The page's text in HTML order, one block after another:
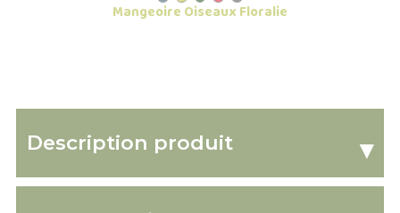
Mangeoire Oiseaux Floralie
Description produit ▾